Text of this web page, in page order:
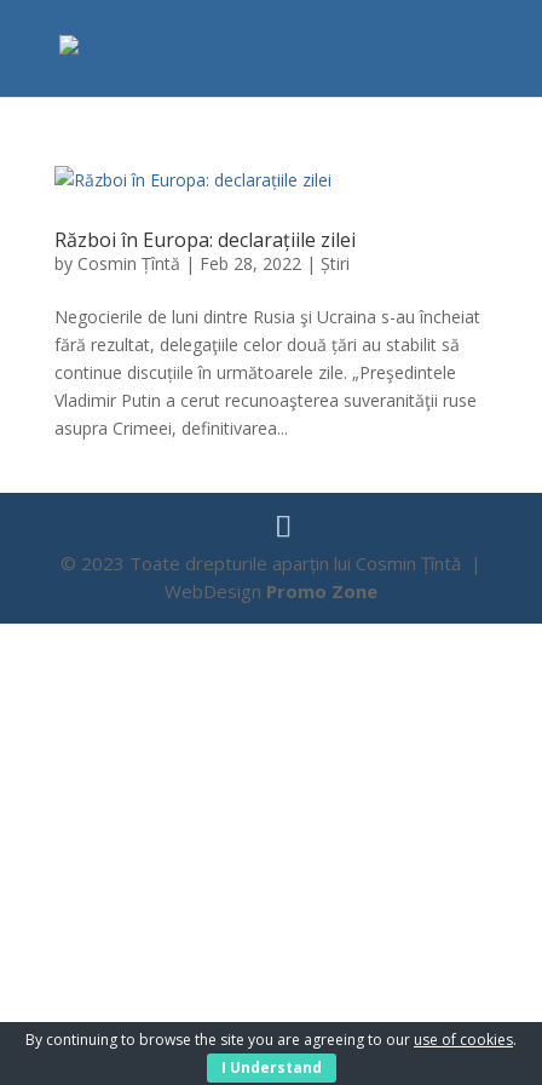
Război în Europa: declarațiile zilei
by Cosmin Țîntă | Feb 28, 2022| Știri
Negocierile de luni dintre Rusia şi Ucraina s-au încheiat
fără rezultat, delegaţiile celor două țări au stabilit să
continue discuțiile în următoarele zile. „Preşedintele
Vladimir Putin a cerut recunoaşterea suveranităţii ruse
asupra Crimeei, definitivarea...
© 2023 Toate drepturile aparțin lui Cosmin Țîntă |
WebDesign Promo Zone
By continuing to browse the site you are agreeing to our use of cookies.
I Understand